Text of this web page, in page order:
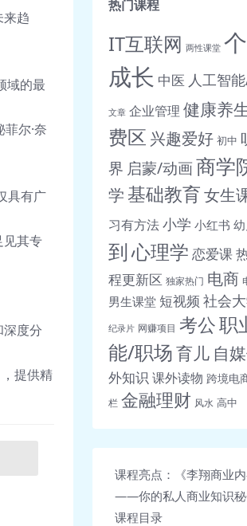
来趋
域的最
尔·奈
具有广
见其专
深度分
提供精
热门课程
IT互联网 两性课堂
成长 中医 人工智
文章 企业管理 健康养
费区 兴趣爱好 初中
界 启蒙/动画商学
学 基础教育女生
习有方法小学 小红书
到心理学 恋爱课
程更新区 独家热门 电商
男生课堂 短视频 社会
纪录片 网赚项目 考公职
能/职场育儿 自
外知识 课外读物 跨境电
栏 金融理财 风水 高中
课程亮点：《李翔商业内
——你的私人商业知识
课程目录